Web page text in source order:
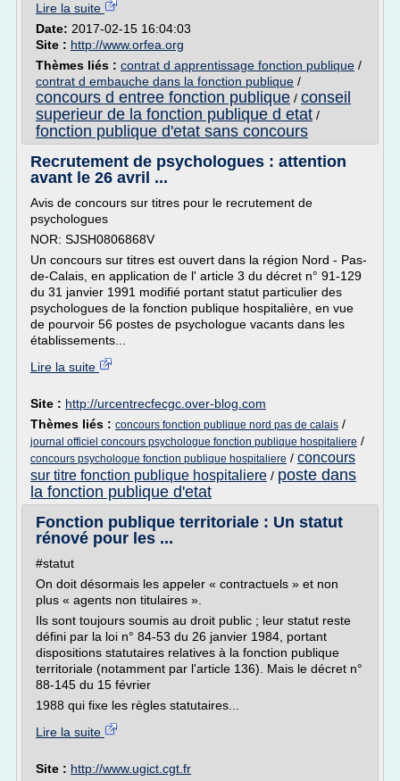
Lire la suite
Date: 2017-02-15 16:04:03
Site : http://www.orfea.org
Thèmes liés : contrat d apprentissage fonction publique /
contrat d embauche dans la fonction publique /
concours d entree fonction publique / conseil
superieur de la fonction publique d etat /
fonction publique d'etat sans concours
Recrutement de psychologues : attention
avant le 26 avril ...
Avis de concours sur titres pour le recrutement de
psychologues
NOR: SJSH0806868V
Un concours sur titres est ouvert dans la région Nord - Pas-
de-Calais, en application de l' article 3 du décret n° 91-129
du 31 janvier 1991 modifié portant statut particulier des
psychologues de la fonction publique hospitalière, en vue
de pourvoir 56 postes de psychologue vacants dans les
établissements...
Lire la suite
Site : http://urcentrecfecgc.over-blog.com
Thèmes liés : concours fonction publique nord pas de calais /
journal officiel concours psychologue fonction publique hospitaliere /
concours psychologue fonction publique hospitaliere / concours
sur titre fonction publique hospitaliere / poste dans
la fonction publique d'etat
Fonction publique territoriale : Un statut
rénové pour les ...
#statut
On doit désormais les appeler « contractuels » et non
plus « agents non titulaires ».
Ils sont toujours soumis au droit public ; leur statut reste
défini par la loi n° 84-53 du 26 janvier 1984, portant
dispositions statutaires relatives à la fonction publique
territoriale (notamment par l'article 136). Mais le décret n°
88-145 du 15 février
1988 qui fixe les règles statutaires...
Lire la suite
Site : http://www.ugict.cgt.fr